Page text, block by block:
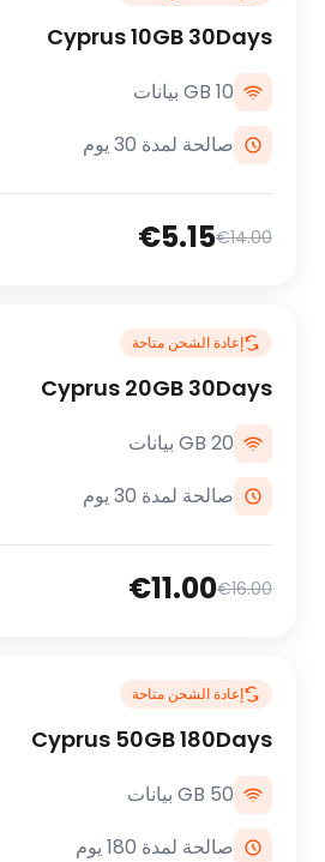
Cyprus 10GB 30Days
10 GB بيانات
صالحة لمدة 30 يوم
€14.00
€5.15
إعادة الشحن متاحة
Cyprus 20GB 30Days
20 GB بيانات
صالحة لمدة 30 يوم
€16.00
€11.00
إعادة الشحن متاحة
Cyprus 50GB 180Days
50 GB بيانات
صالحة لمدة 180 يوم